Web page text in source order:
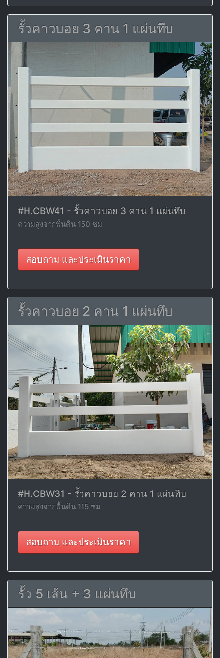
รั้วคาวบอย 3 คาน 1 แผ่นทึบ
#H.CBW41 - รั้วคาวบอย 3 คาน 1 แผ่นทึบ
ความสูงจากพื้นดิน 150 ซม
สอบถาม และประเมินราคา
รั้วคาวบอย 2 คาน 1 แผ่นทึบ
#H.CBW31 - รั้วคาวบอย 2 คาน 1 แผ่นทึบ
ความสูงจากพื้นดิน 115 ซม
สอบถาม และประเมินราคา
รั้ว 5 เส้น + 3 แผ่นทึบ